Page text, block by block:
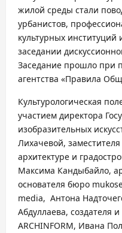
жилой среды стали
урбанистов,
культурных
заседании
Заседание прошло при
агентства «Правила
Культурологическая
участием директора
изобразительных
Лихачевой,
архитектуре и
Максима Кандыбайло,
основателя бюро
media, Антона
Абдуллаева, создателя
ARCHINFORM, Ивана